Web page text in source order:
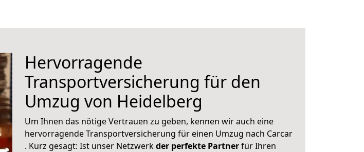
Hervorragende
Transportversicherung für den
Umzug von Heidelberg
Um Ihnen das nötige Vertrauen zu geben, kennen wir auch eine
hervorragende Transportversicherung für einen Umzug nach Carcar
. Kurz gesagt: Ist unser Netzwerkder perfekte Partnerfür Ihren